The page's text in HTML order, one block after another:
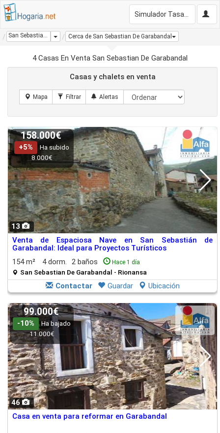
San Sebastian De Garabandal Dropdown
Cerca de San Sebastian De Garabandal
4 Casas En Venta San Sebastian De Garabandal
Casas y chalets en venta
13
158.000€
+5%
Ha subido
8.000€
Venta de Espaciosa Nave en San Sebastián de
Garabandal: Ideal para Proyectos Turísticos
154 m²
4 dorm. 2 baños Hace 1 día
San Sebastian De Garabandal - Rionansa
Contactar Guardar Ubicación
46
99.000€
-10%
Ha bajado
11.000€
Casa en venta para reformar en Garabandal